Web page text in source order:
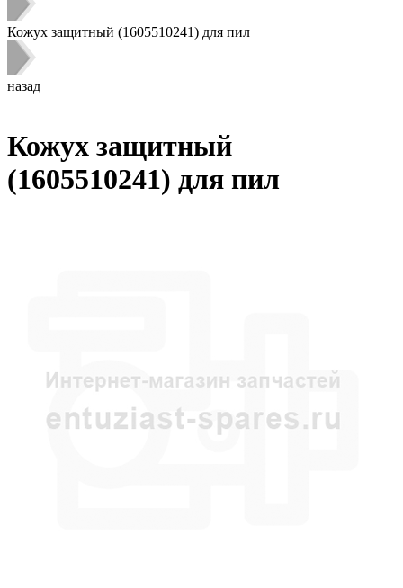
Кожух защитный (1605510241) для пил
назад
Кожух защитный
(1605510241) для пил